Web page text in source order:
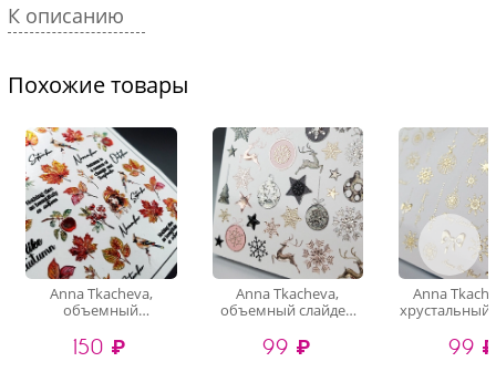
К описанию
Похожие товары
Anna Tkacheva,
объемный
слайдер-дизайн 4D-
016 (crystal)
150 ₽
Anna Tkacheva,
объемный слайдер
99 ₽
Anna
хрустальный
99 ₽